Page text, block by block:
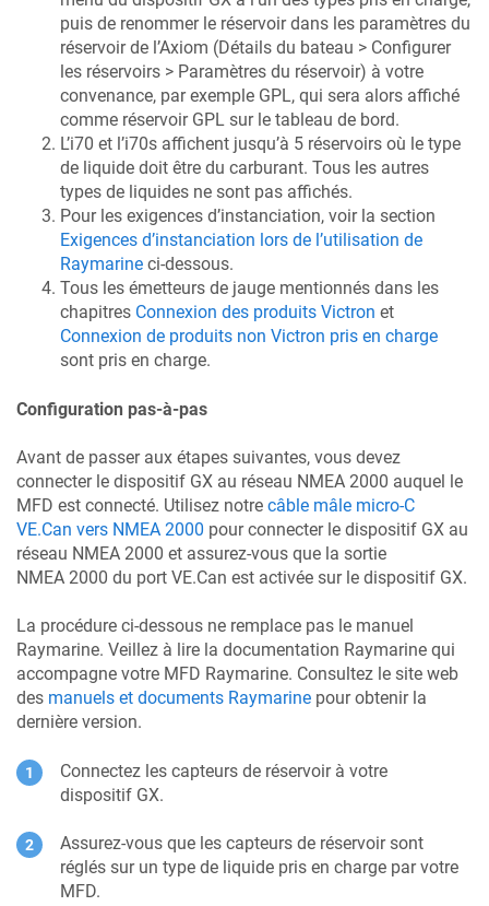
puis de renommer le réservoir dans les paramètres du
réservoir de l’Axiom (Détails du bateau > Configurer
les réservoirs > Paramètres du réservoir) à votre
convenance, par exemple GPL, qui sera alors affiché
comme réservoir GPL sur le tableau de bord.
L’i70 et l’i70s affichent jusqu’à 5 réservoirs où le type
de liquide doit être du carburant. Tous les autres
types de liquides ne sont pas affichés.
Pour les exigences d’instanciation, voir la section
Exigences d’instanciation lors de l’utilisation de
Raymarine ci-dessous.
Tous les émetteurs de jauge mentionnés dans les
chapitres Connexion des produits Victron et
Connexion de produits non Victron pris en charge
sont pris en charge.
Configuration pas-à-pas
Avant de passer aux étapes suivantes, vous devez
connecter le dispositif GX au réseau NMEA 2000 auquel le
MFD est connecté. Utilisez notre câble mâle micro-C
VE.Can vers NMEA 2000 pour connecter le dispositif GX au
réseau NMEA 2000 et assurez-vous que la sortie
NMEA 2000 du port VE.Can est activée sur le dispositif GX.
La procédure ci-dessous ne remplace pas le manuel
Raymarine. Veillez à lire la documentation Raymarine qui
accompagne votre MFD Raymarine. Consultez le site web
des manuels et documents Raymarine pour obtenir la
dernière version.
Connectez les capteurs de réservoir à votre
dispositif GX.
Assurez-vous que les capteurs de réservoir sont
réglés sur un type de liquide pris en charge par votre
MFD.